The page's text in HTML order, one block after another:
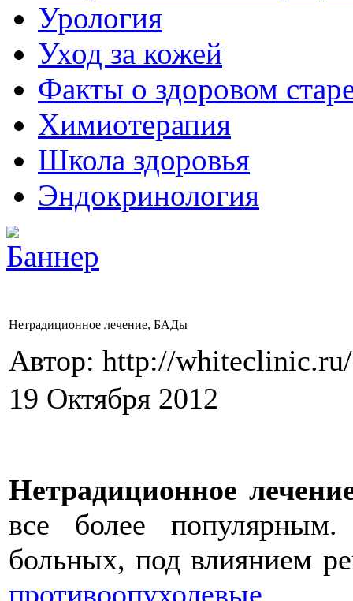
Урология
Уход за кожей
Факты о здоровом
Химиoтерапия
Школа здоровья
Эндокринология
Нетрадиционное лечение, БАДы
Автор: http://
19 Октября 2012
Нетрадиционное
все более популярным.
больных, под влиянием
противоопухолевые